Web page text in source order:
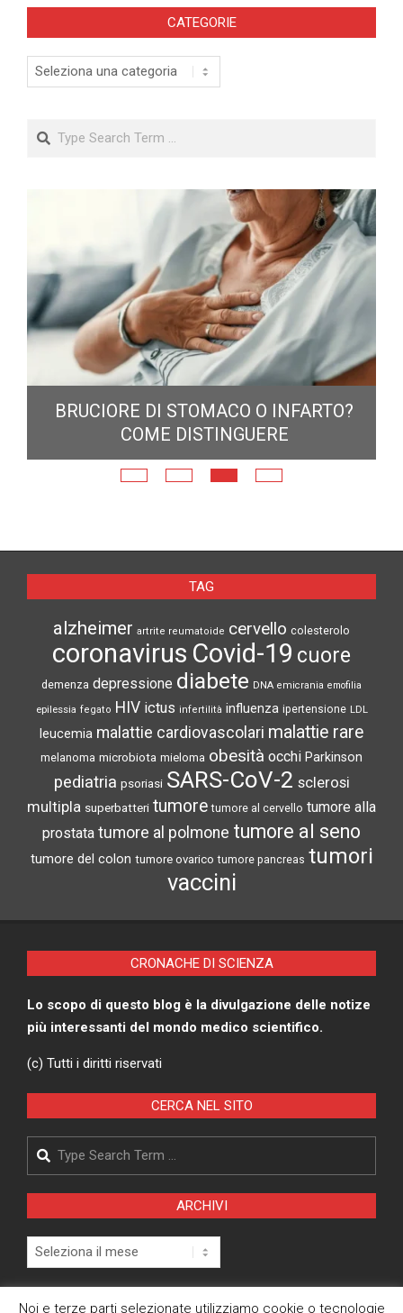
CATEGORIE
Categorie
Search
BRUCIORE DI STOMACO O INFARTO?
COME DISTINGUERE
TAG
alzheimer artrite reumatoide cervello colesterolo
coronavirus Covid-19 cuore
demenza depressione diabete DNA emicrania emofilia
epilessia fegato HIV ictus infertilità influenza ipertensione LDL
leucemia malattie cardiovascolari malattie rare
melanoma microbiota mieloma obesità occhi Parkinson
pediatria psoriasi SARS-CoV-2 sclerosi
multipla superbatteri tumore tumore al cervello tumore alla
prostata tumore al polmone tumore al seno
tumore del colon tumore ovarico tumore pancreas tumori
vaccini
CRONACHE DI SCIENZA
Lo scopo di questo blog è la divulgazione delle notize
più interessanti del mondo medico scientifico.
(c) Tutti i diritti riservati
CERCA NEL SITO
Search
ARCHIVI
Archivi
Noi e terze parti selezionate utilizziamo cookie o tecnologie